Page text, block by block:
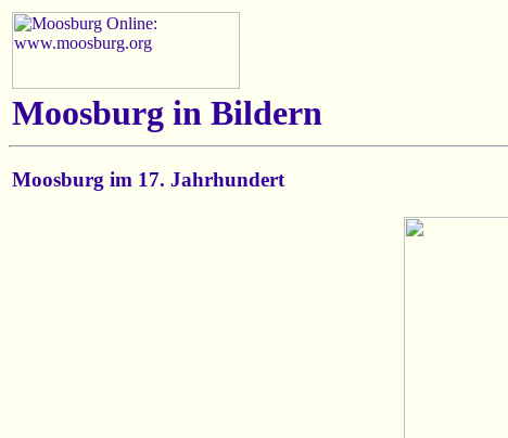
Moosburg in Bildern
Moosburg im 17. Jahrhundert